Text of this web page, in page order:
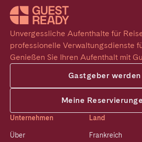
Unvergessliche Aufenthalte für
professionelle Verwaltungsdienste
Genießen Sie Ihren Aufenthalt mit
Gastgeber werden
Meine
Unternehmen
Über
Land
Frankreich